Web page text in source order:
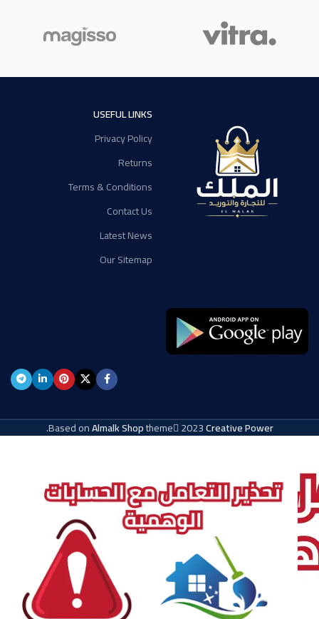
USEFUL LINKS
Privacy Policy
Returns
Terms & Conditions
Contact Us
Latest News
Our Sitemap
Based onAlmalk Shoptheme 2023Creative Power
.